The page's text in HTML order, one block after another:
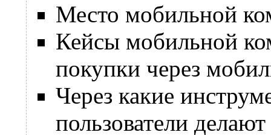
Место мобильной
Кейсы мобильной
покупки через
Через какие
пользователи